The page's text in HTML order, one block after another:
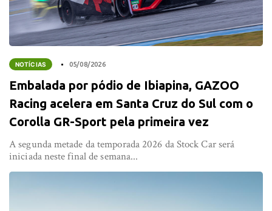
NOTÍCIAS 05/08/2026
Embalada por pódio de Ibiapina, GAZOO
Racing acelera em Santa Cruz do Sul com o
Corolla GR-Sport pela primeira vez
A segunda metade da temporada 2026 da Stock Car será
iniciada neste final de semana...